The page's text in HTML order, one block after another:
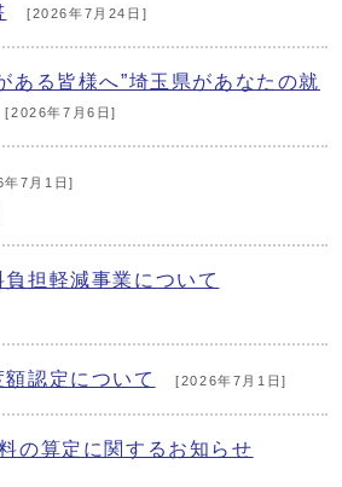
[2026年7月24日]
ある皆様へ”埼玉県があなたの就
[2026年7月6日]
7月1日]
担軽減事業について
認定について [2026年7月1日]
の算定に関するお知らせ